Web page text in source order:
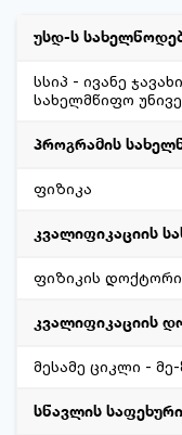
უსდ-ს
სსიპ - ივანე
სახელმწიფო
პროგრამის
ფიზიკა
კვალიფიკაციის
ფიზიკის დოქტორი
კვალიფიკაციის
მესამე ციკლი -
სწავლის საფეხური